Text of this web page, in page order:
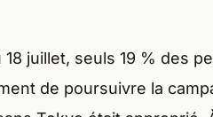
18 juillet, seuls 19 % des
de poursuivre la